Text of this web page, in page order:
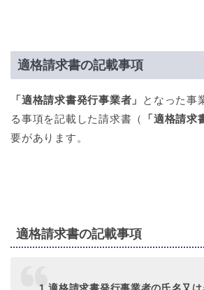
適格請求書の記載事項
「適格請求書発行事業者」
となった事
る事項を記載した請求書（
「適格請求
要があります。
適格請求書の記載事項